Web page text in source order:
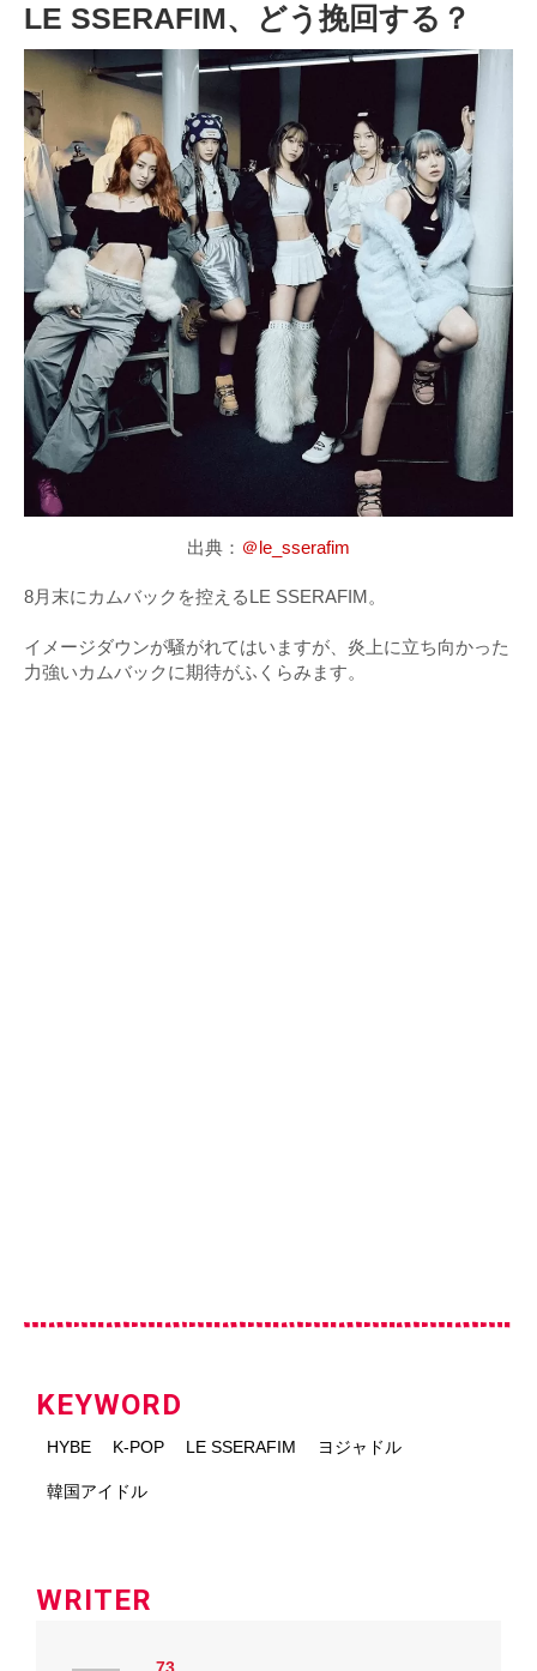
LE SSERAFIM、どう挽回する？
出典： ＠le_sserafim
8月末にカムバックを控えるLE SSERAFIM。
イメージダウンが騒がれてはいますが、炎上に立ち向かった
力強いカムバックに期待がふくらみます。
KEYWORD
HYBE K-POP LE SSERAFIM ヨジャドル
韓国アイドル
WRITER
73